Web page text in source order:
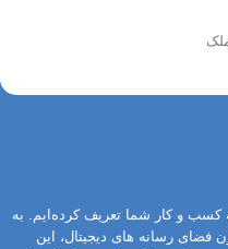
کسب و کار شما تعریف کرده‌ایم. به
فضای رسانه های دیجیتال، این